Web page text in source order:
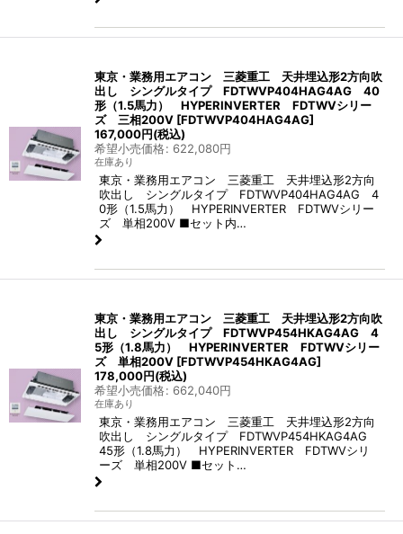
東京・業務用エアコン 三菱重工 天井埋込形2方向吹
出し シングルタイプ FDTWVP404HAG4AG 40
形（1.5馬力） HYPERINVERTER FDTWVシリー
ズ 三相200V [FDTWVP404HAG4AG]
167,000円(税込)
希望小売価格: 622,080円
在庫あり
東京・業務用エアコン 三菱重工 天井埋込形2方向
吹出し シングルタイプ FDTWVP404HAG4AG 4
0形（1.5馬力） HYPERINVERTER FDTWVシリー
ズ 単相200V ■セット内…
東京・業務用エアコン 三菱重工 天井埋込形2方向吹
出し シングルタイプ FDTWVP454HKAG4AG 4
5形（1.8馬力） HYPERINVERTER FDTWVシリー
ズ 単相200V [FDTWVP454HKAG4AG]
178,000円(税込)
希望小売価格: 662,040円
在庫あり
東京・業務用エアコン 三菱重工 天井埋込形2方向
吹出し シングルタイプ FDTWVP454HKAG4AG
45形（1.8馬力） HYPERINVERTER FDTWVシリ
ーズ 単相200V ■セット…